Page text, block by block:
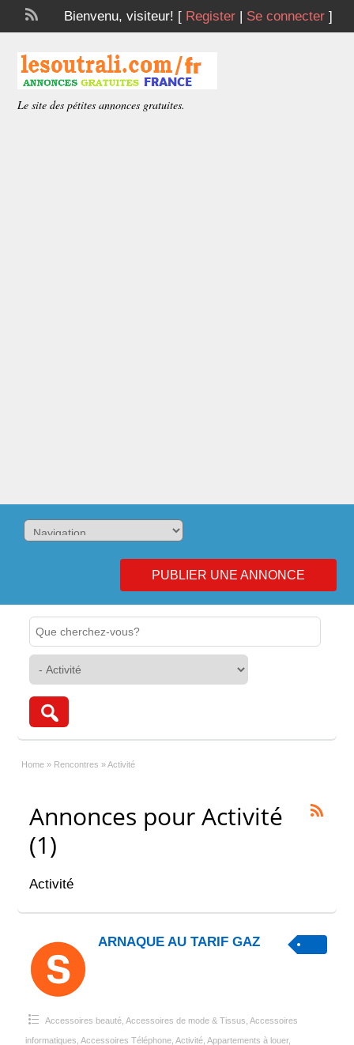
Bienvenu, visiteur! [ Register| Se connecter]
Le site des pétites annonces gratuites.
PUBLIER UNE ANNONCE
Home » Rencontres » Activité
Annonces pour Activité
(1)
Activité
ARNAQUE AU TARIF GAZ
Accessoires beauté, Accessoires de mode & Tissus Accessoires
informatiques Accessoires Téléphone, Activité, Appartements à louer,